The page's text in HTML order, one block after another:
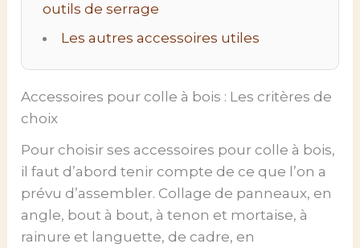
outils de serrage
Les autres accessoires utiles
Accessoires pour colle à bois : Les critères de
choix
Pour choisir ses accessoires pour colle à bois,
il faut d’abord tenir compte de ce que l’on a
prévu d’assembler. Collage de panneaux, en
angle, bout à bout, à tenon et mortaise, à
rainure et languette, de cadre, en